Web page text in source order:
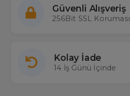
Güvenli Alışveriş
256Bit SSL Koruması
Kolay İade
14 İş Günü İçinde